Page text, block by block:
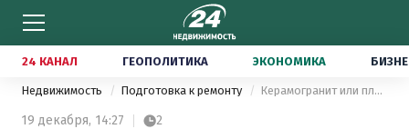
24 КАНАЛ ГЕОПОЛИТИКА ЭКОНОМИКА
Недвижимость Подготовка к ремонту Керамогранит или плитка: что выбрать и почему
19 декабря, 14:27 2